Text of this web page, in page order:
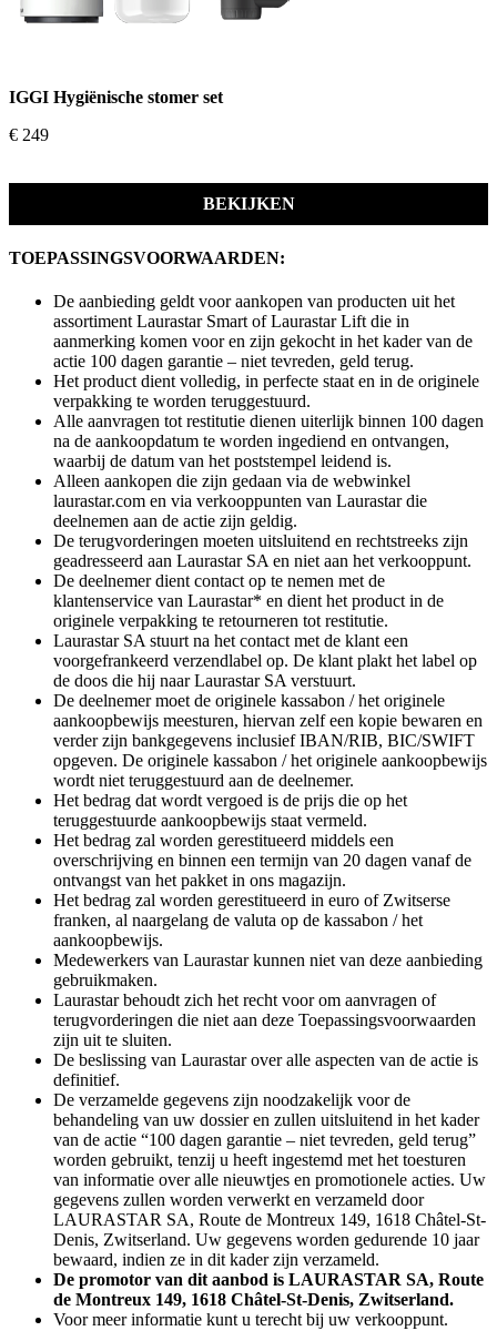
IGGI Hygiënische stomer set
€ 249
BEKIJKEN
TOEPASSINGSVOORWAARDEN:
De aanbieding geldt voor aankopen van producten uit het
assortiment Laurastar Smart of Laurastar Lift die in
aanmerking komen voor en zijn gekocht in het kader van de
actie 100 dagen garantie – niet tevreden, geld terug.
Het product dient volledig, in perfecte staat en in de originele
verpakking te worden teruggestuurd.
Alle aanvragen tot restitutie dienen uiterlijk binnen 100 dagen
na de aankoopdatum te worden ingediend en ontvangen,
waarbij de datum van het poststempel leidend is.
Alleen aankopen die zijn gedaan via de webwinkel
laurastar.com en via verkooppunten van Laurastar die
deelnemen aan de actie zijn geldig.
De terugvorderingen moeten uitsluitend en rechtstreeks zijn
geadresseerd aan Laurastar SA en niet aan het verkooppunt.
De deelnemer dient contact op te nemen met de
klantenservice van Laurastar* en dient het product in de
originele verpakking te retourneren tot restitutie.
Laurastar SA stuurt na het contact met de klant een
voorgefrankeerd verzendlabel op. De klant plakt het label op
de doos die hij naar Laurastar SA verstuurt.
De deelnemer moet de originele kassabon / het originele
aankoopbewijs meesturen, hiervan zelf een kopie bewaren en
verder zijn bankgegevens inclusief IBAN/RIB, BIC/SWIFT
opgeven. De originele kassabon / het originele aankoopbewijs
wordt niet teruggestuurd aan de deelnemer.
Het bedrag dat wordt vergoed is de prijs die op het
teruggestuurde aankoopbewijs staat vermeld.
Het bedrag zal worden gerestitueerd middels een
overschrijving en binnen een termijn van 20 dagen vanaf de
ontvangst van het pakket in ons magazijn.
Het bedrag zal worden gerestitueerd in euro of Zwitserse
franken, al naargelang de valuta op de kassabon / het
aankoopbewijs.
Medewerkers van Laurastar kunnen niet van deze aanbieding
gebruikmaken.
Laurastar behoudt zich het recht voor om aanvragen of
terugvorderingen die niet aan deze Toepassingsvoorwaarden
zijn uit te sluiten.
De beslissing van Laurastar over alle aspecten van de actie is
definitief.
De verzamelde gegevens zijn noodzakelijk voor de
behandeling van uw dossier en zullen uitsluitend in het kader
van de actie “100 dagen garantie – niet tevreden, geld terug”
worden gebruikt, tenzij u heeft ingestemd met het toesturen
van informatie over alle nieuwtjes en promotionele acties. Uw
gegevens zullen worden verwerkt en verzameld door
LAURASTAR SA, Route de Montreux 149, 1618 Châtel-St-
Denis, Zwitserland. Uw gegevens worden gedurende 10 jaar
bewaard, indien ze in dit kader zijn verzameld.
De promotor van dit aanbod is LAURASTAR SA, Route
de Montreux 149, 1618 Châtel-St-Denis, Zwitserland.
Voor meer informatie kunt u terecht bij uw verkooppunt.